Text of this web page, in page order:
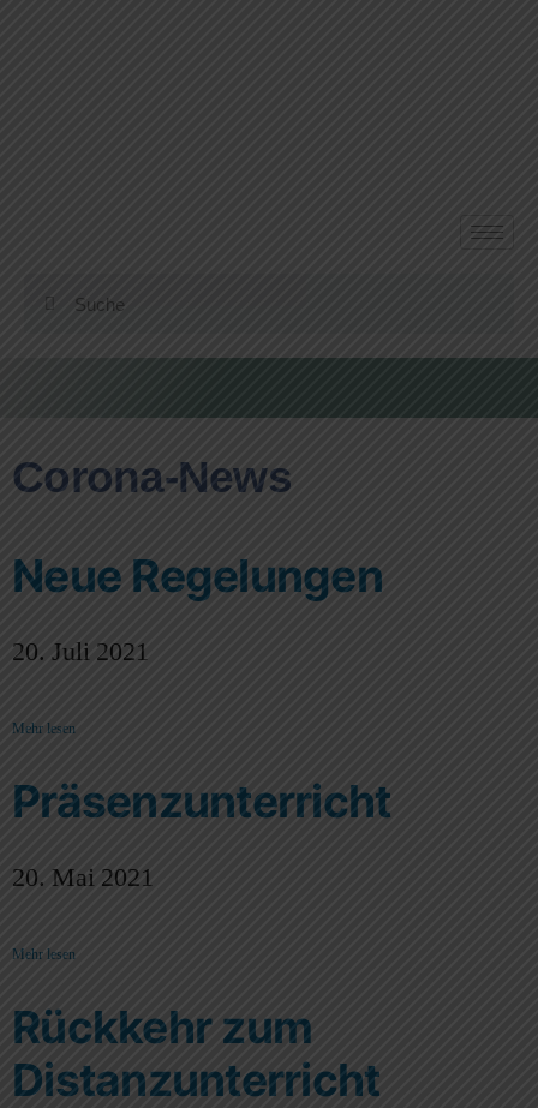
Corona-News
Neue Regelungen
20. Juli 2021
Mehr lesen
Präsenzunterricht
20. Mai 2021
Mehr lesen
Rückkehr zum
Distanzunterricht